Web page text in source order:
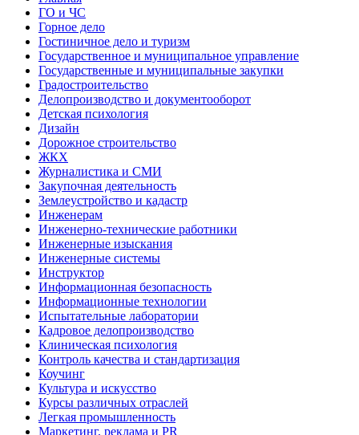
ГО и ЧС
Горное дело
Гостиничное дело и туризм
Государственное и муниципальное управление
Государственные и муниципальные закупки
Градостроительство
Делопроизводство и документооборот
Детская психология
Дизайн
Дорожное строительство
ЖКХ
Журналистика и СМИ
Закупочная деятельность
Землеустройство и кадастр
Инженерам
Инженерно-технические работники
Инженерные изыскания
Инженерные системы
Инструктор
Информационная безопасность
Информационные технологии
Испытательные лаборатории
Кадровое делопроизводство
Клиническая психология
Контроль качества и стандартизация
Коучинг
Культура и искусство
Курсы различных отраслей
Легкая промышленность
Маркетинг, реклама и PR